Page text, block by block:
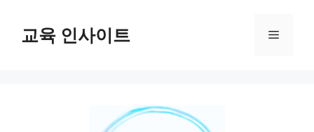
교육 인사이트 메